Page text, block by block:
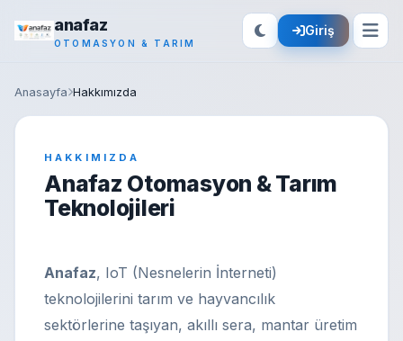
anafaz
OTOMASYON & TARIM
Giriş
Anasayfa Hakkımızda
HAKKIMIZDA
Anafaz Otomasyon & Tarım
Teknolojileri
Anafaz, IoT (Nesnelerin İnterneti)
teknolojilerini tarım ve hayvancılık
sektörlerine taşıyan, akıllı sera, mantar üretim